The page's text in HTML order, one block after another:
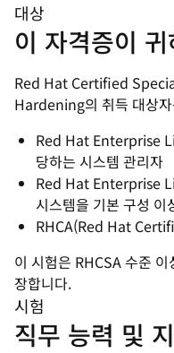
대상
이 자격증이
Red Hat Certified
Hardening의 취득 대상
Red Hat Enterprise
당하는 시스템 관리자
Red Hat Enterprise
시스템을 기본 구성
RHCA(Red Hat
이 시험은 RHCSA 수준
장합니다.
시험
직무 능력 및